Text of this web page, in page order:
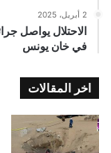
2 أبريل، 2025
في خان يونس
اخر المقالات